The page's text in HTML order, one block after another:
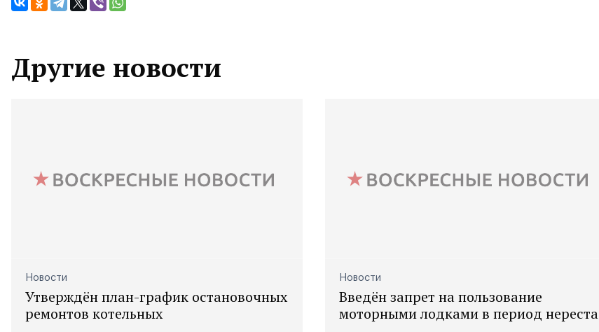
Другие новости
Новости
Утверждён план-график остановочных
ремонтов котельных
Новости
Введён запрет на пользование
моторными лодками в период нереста